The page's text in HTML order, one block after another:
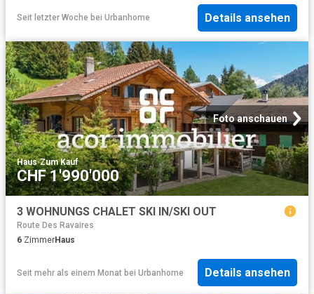
Seit letzter Woche bei Urbanhome Details ansehen
Foto anschauen
Haus·Zum Kauf
CHF 1'990'000
3 WOHNUNGS CHALET SKI IN/SKI OUT
Route Des Ravaires
6 ZimmerHaus
Seit mehr als einem Monat bei Urbanhome Details ansehen